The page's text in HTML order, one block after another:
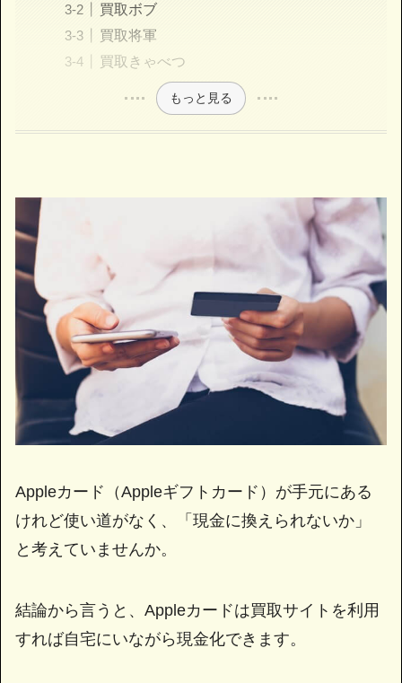
買取ボブ
買取将軍
買取きゃべつ
もっと見る
Appleカード（Appleギフトカード）が手元にある
けれど使い道がなく、「現金に換えられないか」
と考えていませんか。
結論から言うと、Appleカードは買取サイトを利用
すれば自宅にいながら現金化できます。